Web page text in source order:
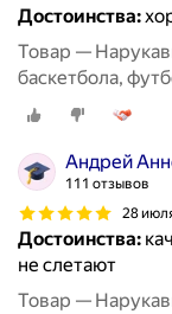
Достоинства:
Товар —
баскетбола,
пальцев, 2 пары
Андрей
111 отзывов
28
Достоинства:
не слетают
Товар —